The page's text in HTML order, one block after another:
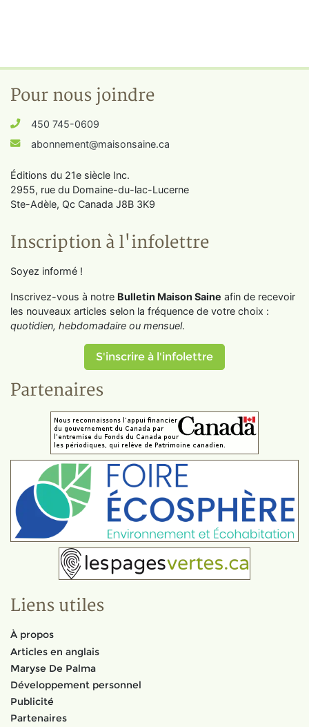
Pour nous joindre
450 745-0609
abonnement@maisonsaine.ca
Éditions du 21e siècle Inc.
2955, rue du Domaine-du-lac-Lucerne
Ste-Adèle, Qc Canada J8B 3K9
Inscription à l'infolettre
Soyez informé !
Inscrivez-vous à notre Bulletin Maison Saine afin de recevoir
les nouveaux articles selon la fréquence de votre choix :
quotidien, hebdomadaire ou mensuel.
S'inscrire à l'infolettre
Partenaires
Liens utiles
À propos
Articles en anglais
Maryse De Palma
Développement personnel
Publicité
Partenaires